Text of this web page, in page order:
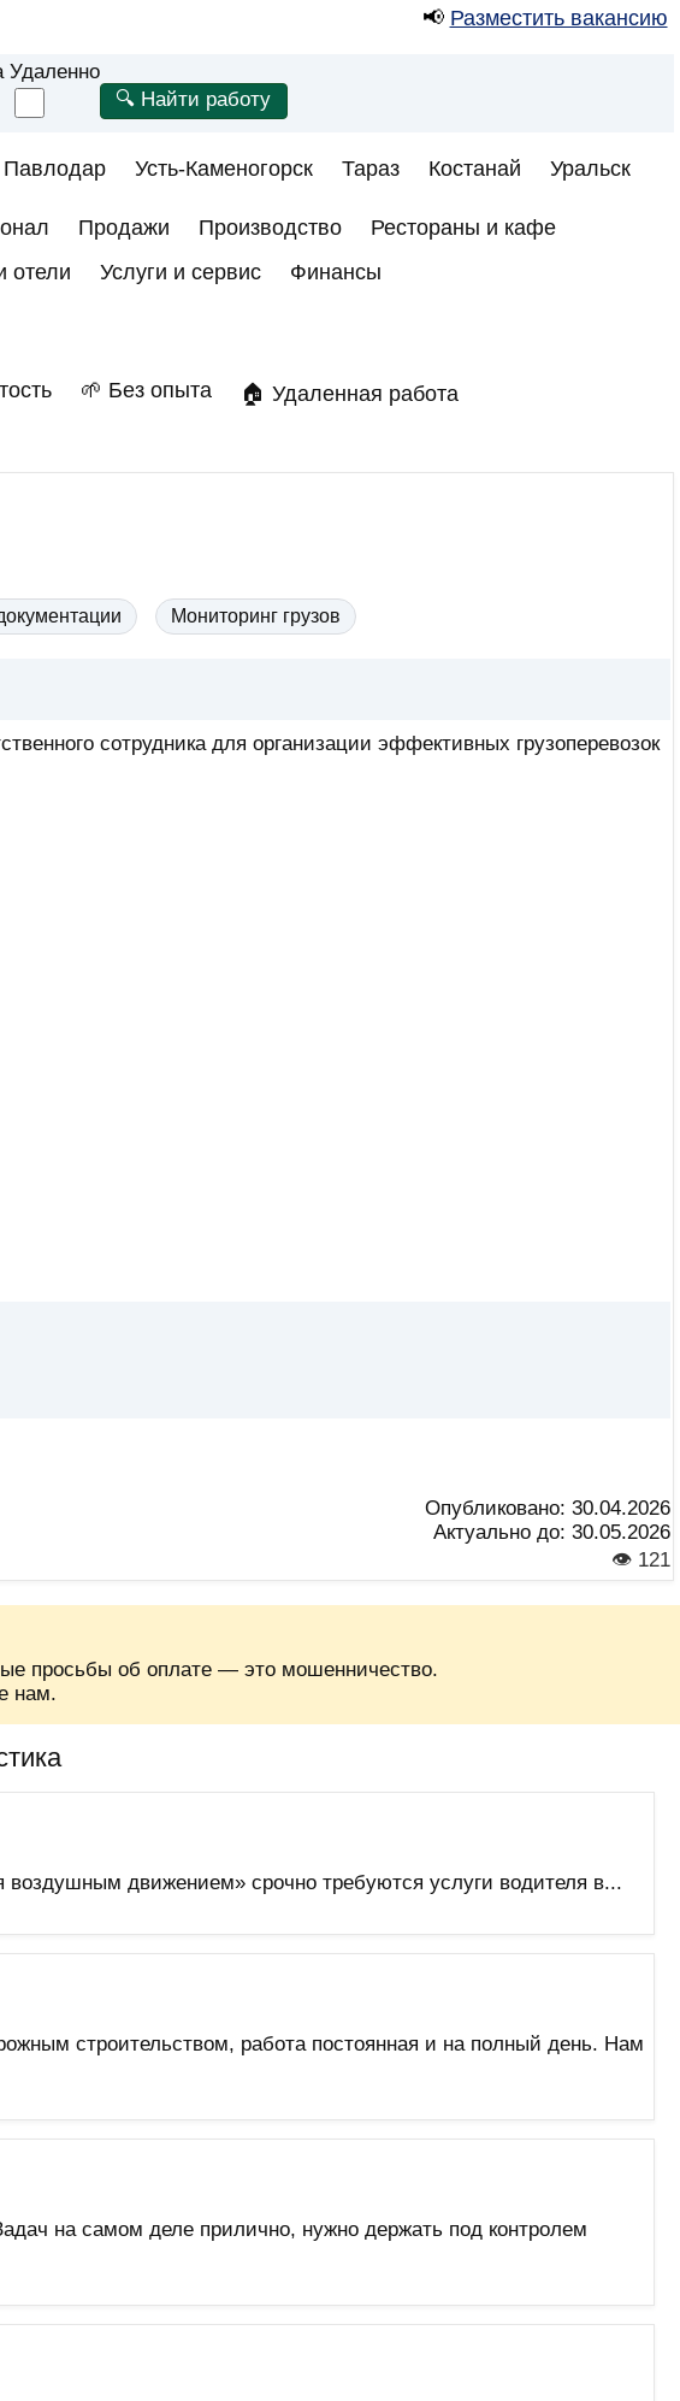
📢 Разместить вакансию
Удаленно
Павлодар Усть-Каменогорск Тараз Костанай Уральск
Продажи Производство
Рестораны и кафе
отели Услуги и сервис Финансы
🌱 Без опыта 🏠 Удаленная работа
Мониторинг грузов
сотрудника для организации эффективных грузоперевозок
Опубликовано: 30.04.2026
Актуально до: 30.05.2026
👁 121
просьбы об оплате — это мошенничество.
нам.
движением» срочно требуются услуги водителя в...
строительством, работа постоянная и на полный день. Нам
на самом деле прилично, нужно держать под контролем